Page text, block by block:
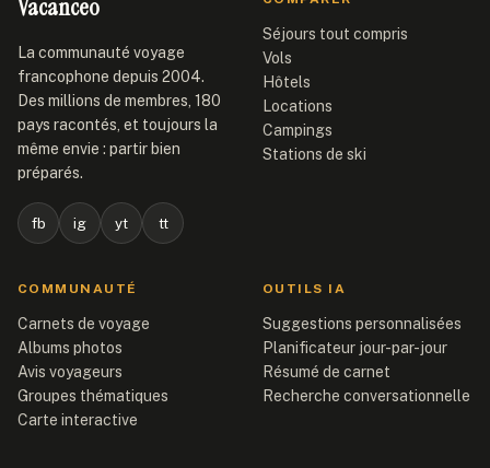
Vacanceo
La communauté voyage
francophone depuis 2004.
Des millions de membres, 180
pays racontés, et toujours la
même envie : partir bien
préparés.
fb ig yt tt
Séjours tout compris
Vols
Hôtels
Locations
Campings
Stations de ski
COMMUNAUTÉ
Carnets de voyage
Albums photos
Avis voyageurs
Groupes thématiques
Carte interactive
OUTILS IA
Suggestions personnalisées
Planificateur jour-par-jour
Résumé de carnet
Recherche conversationnelle